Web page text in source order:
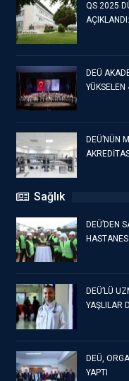
QS 2025
DEÜ
DEÜ’NÜN
Sağlık
DEÜ’DEN
DEÜ’LÜ
YAŞLILAR
DEÜ,
YAPTI